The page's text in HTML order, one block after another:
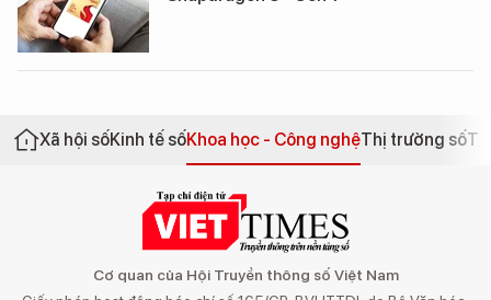
Xã hội sốKinh tế sốKhoa học - Công nghệThị trường số
Cơ quan của Hội Truyền thông số Việt Nam